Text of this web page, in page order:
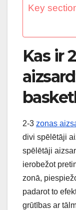
Key
Kas ir
2-3 zonas
divi spēlētāji
spēlētāji
ierobežot
zonā,
padarot to
grūtības ar